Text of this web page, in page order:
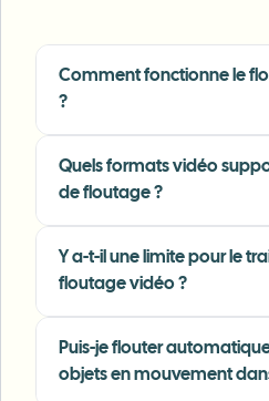
my vlogs."
SJ
blur and automatic
keeps posts compliant
ER
Emma Rodriguez
Comment fonctionne le
?
Quels formats vidéo
de floutage ?
Y a-t-il une limite pour le
floutage vidéo ?
Puis-je flouter
objets en mouvement